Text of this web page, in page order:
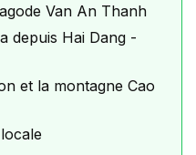
Van An Thanh
depuis Hai Dang -
et la montagne Cao